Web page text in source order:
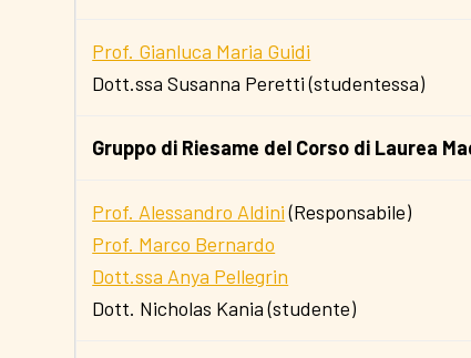
Prof. Gianluca Maria Guidi
Dott.ssa Susanna Peretti (studentessa)
Gruppo di Riesame del Corso di Laurea
Prof. Alessandro Aldini(Responsabile)
Prof. Marco Bernardo
Dott.ssa Anya Pellegrin
Dott. Nicholas Kania (studente)